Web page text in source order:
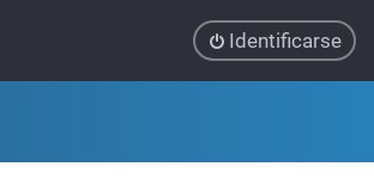
Identificarse